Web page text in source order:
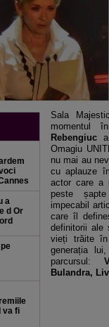
a
d Or
va fi
Sala
momentul
Rebengiuc
Omagiu
nu mai au
cu aplauze
actor care a
peste
impecabil
care îl
definitorii
vieți trăite
generația
parcursul:
Bulandra,